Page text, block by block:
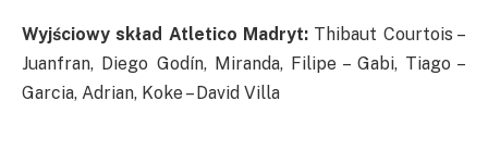
Wyjściowy skład Atletico Madryt: Thibaut Courtois –
Juanfran, Diego Godín, Miranda, Filipe – Gabi, Tiago –
Garcia, Adrian, Koke – David Villa